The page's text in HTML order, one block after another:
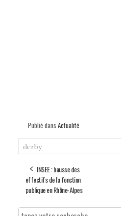
Publié dans Actualité
derby
INSEE : hausse des
effectifs de la fonction
publique en Rhône-Alpes